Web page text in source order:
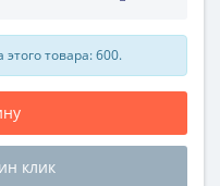
товара: 600.
клик